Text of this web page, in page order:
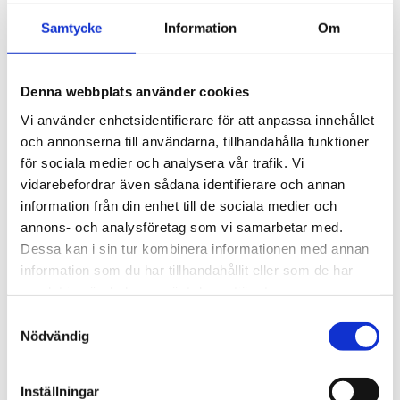
Samtycke Information Om
Denna webbplats använder cookies
Vi använder enhetsidentifierare för att anpassa innehållet
och annonserna till användarna, tillhandahålla funktioner
för sociala medier och analysera vår trafik. Vi
vidarebefordrar även sådana identifierare och annan
information från din enhet till de sociala medier och
annons- och analysföretag som vi samarbetar med.
Dessa kan i sin tur kombinera informationen med annan
information som du har tillhandahållit eller som de har
Nödvändig
Inställningar
provet: PVDF, Viton®, glas, PTFE
Information
särskilt extremt fina partiklar, som förekommer inom
analytisk teknik vid gasfiltrering, med hjälp av mycket
bra, djupt verkande filterelement. Tack vare sin
universella design kan filtren även användas som
separerare (utan filterelement), vätskefilter eller, med
adsorptionspatroner, som ett adsorptionsfilter. För
omgivnings- eller medietemperaturer upp till 180 °C kan
en rostfri stålkonstruktion FSS eller FT-H-versionen
erbjudas.
STÄLL EN FRÅGA OM PRODUKTEN